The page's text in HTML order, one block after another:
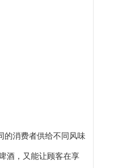
的消费者供给不同风味
酒，又能让顾客在享